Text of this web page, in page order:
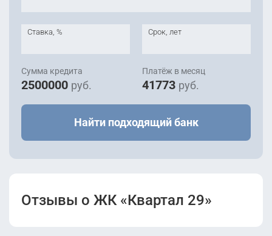
Ставка, % Срок, лет
Сумма кредита
2500000 руб.
Платёж в месяц
41773 руб.
Найти подходящий банк
Отзывы о ЖК «Квартал 29»